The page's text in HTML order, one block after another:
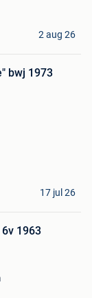
2 aug 26
bwj 1973
17 jul 26
1963